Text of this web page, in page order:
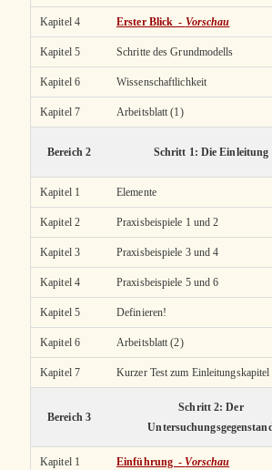
Kapitel 4 Erster Blick - Vorschau
Kapitel 5 Schritte des Grundmodells
Kapitel 6 Wissenschaftlichkeit
Kapitel 7 Arbeitsblatt (1)
Bereich 2 Schritt 1: Die Einleitung
Kapitel 1 Elemente
Kapitel 2 Praxisbeispiele 1 und 2
Kapitel 3 Praxisbeispiele 3 und 4
Kapitel 4 Praxisbeispiele 5 und 6
Kapitel 5 Definieren!
Kapitel 6 Arbeitsblatt (2)
Kapitel 7 Kurzer Test zum Einleitungskapitel
Bereich 3
Schritt 2: Der
Kapitel 1 Einführung -Vorschau